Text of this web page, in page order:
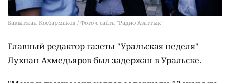
Бакытжан Косбармаков / Фото с сайта "Радио Азаттык"
Главный редактор газеты "Уральская неделя"
Лукпан Ахмедьяров был задержан в Уральске.